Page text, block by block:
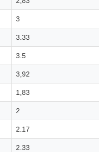
3
3.33
3.5
3,92
1,83
2
2.17
2.33